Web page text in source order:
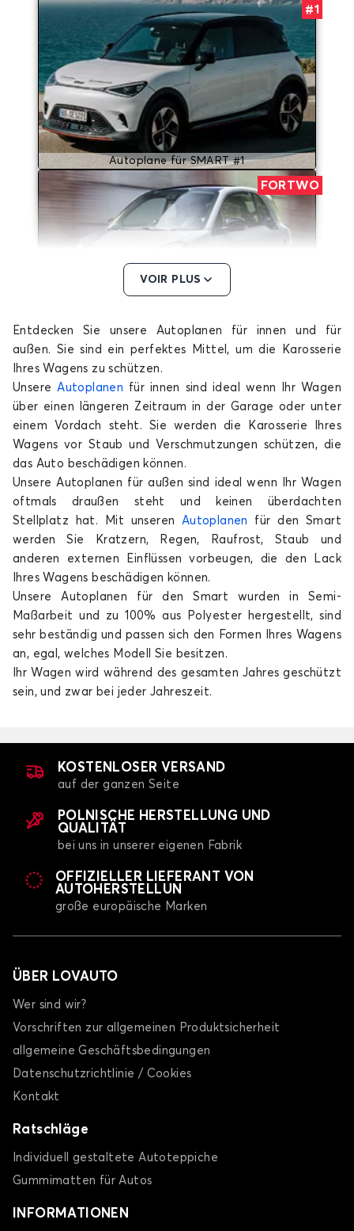
#1
Autoplane für SMART #1
FORTWO
Autoplane für SMART FORTWO
Autoplane für SMART ROADSTER
VOIR PLUS
Entdecken Sie unsere Autoplanen für innen und für
außen. Sie sind ein perfektes Mittel, um die Karosserie
Ihres Wagens zu schützen.
UnsereAutoplanen für innen sind ideal wenn Ihr Wagen
über einen längeren Zeitraum in der Garage oder unter
einem Vordach steht. Sie werden die Karosserie Ihres
Wagens vor Staub und Verschmutzungen schützen, die
das Auto beschädigen können.
Unsere Autoplanen für außen sind ideal wenn Ihr Wagen
oftmals draußen steht und keinen überdachten
Stellplatz hat. Mit unseren Autoplanen
für den Smart
werden Sie Kratzern, Regen, Raufrost, Staub und
anderen externen Einflüssen vorbeugen, die den Lack
Ihres Wagens beschädigen können.
Unsere Autoplanen für den Smart wurden in Semi-
Maßarbeit und zu 100% aus Polyester hergestellt, sind
sehr beständig und passen sich den Formen Ihres Wagens
an, egal, welches Modell Sie besitzen.
Ihr Wagen wird während des gesamten Jahres geschützt
sein, und zwar bei jeder Jahreszeit.
KOSTENLOSER VERSAND
auf der ganzen Seite
POLNISCHE HERSTELLUNG UND
QUALITÄT
bei uns in unserer eigenen Fabrik
OFFIZIELLER LIEFERANT VON
AUTOHERSTELLUN
große europäische Marken
ÜBER LOVAUTO
Wer sind wir?
Vorschriften zur allgemeinen Produktsicherheit
allgemeine Geschäftsbedingungen
Datenschutzrichtlinie / Cookies
Kontakt
Ratschläge
Individuell gestaltete Autoteppiche
Gummimatten für Autos
INFORMATIONEN